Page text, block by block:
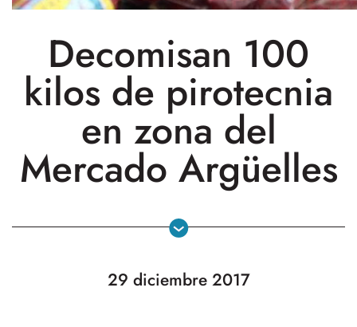
Decomisan 100
kilos de pirotecnia
en zona del
Mercado Argüelles
29 diciembre 2017